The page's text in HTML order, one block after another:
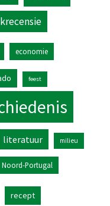
economie
feest
literatuur milieu
Noord-Portugal
recept